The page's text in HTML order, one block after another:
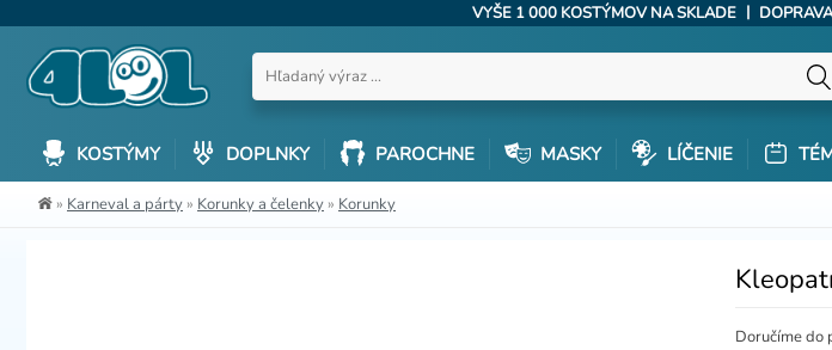
VYŠE 1 000 KOSTÝMOV NA SKLADE |
KOSTÝMY DOPLNKY PAROCHNE MASKY LÍČENIE
» Karneval a párty » Korunky a čelenky » Korunky
Doručíme